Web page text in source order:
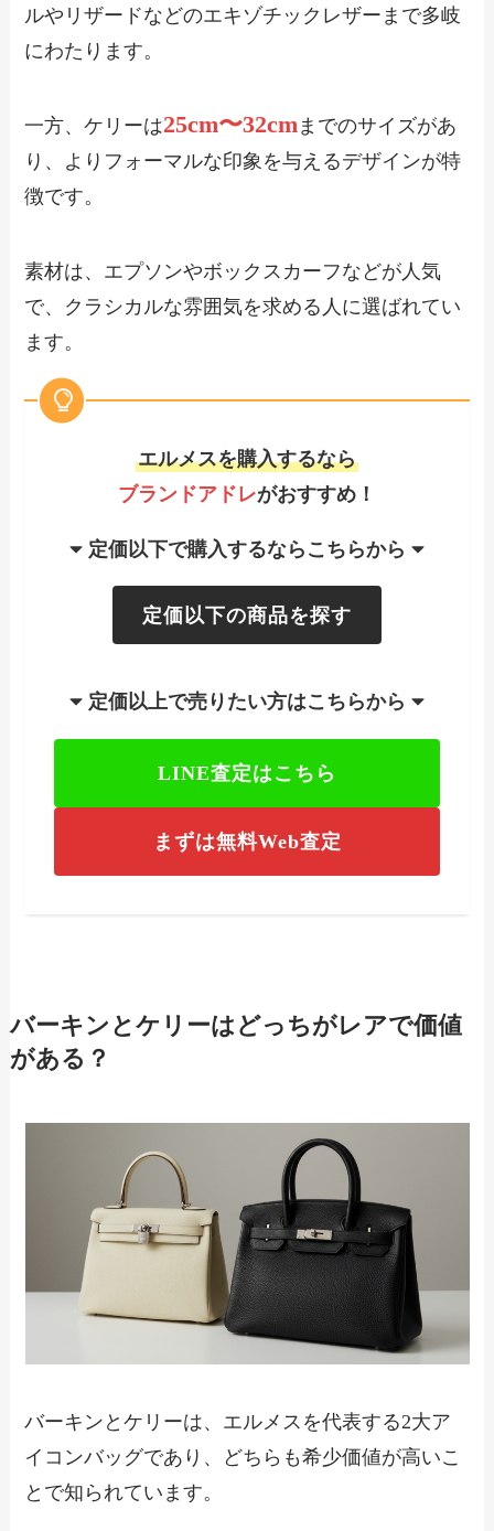
ルやリザードなどのエキゾチックレザーまで多岐
にわたります。
一方、ケリーは25cm〜32cmまでのサイズがあ
り、よりフォーマルな印象を与えるデザインが特
徴です。
素材は、エプソンやボックスカーフなどが人気
で、クラシカルな雰囲気を求める人に選ばれてい
ます。
エルメスを購入するなら
ブランドアドレがおすすめ！
定価以下で購入するならこちらから
定価以下の商品を探す
定価以上で売りたい方はこちらから
LINE査定はこちら
まずは無料Web査定
バーキンとケリーはどっちがレアで価値
がある？
バーキンとケリーは、エルメスを代表する2大ア
イコンバッグであり、どちらも希少価値が高いこ
とで知られています。